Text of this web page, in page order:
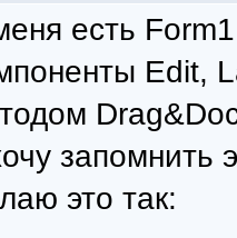
есть
Edit,
запомнить
это так: